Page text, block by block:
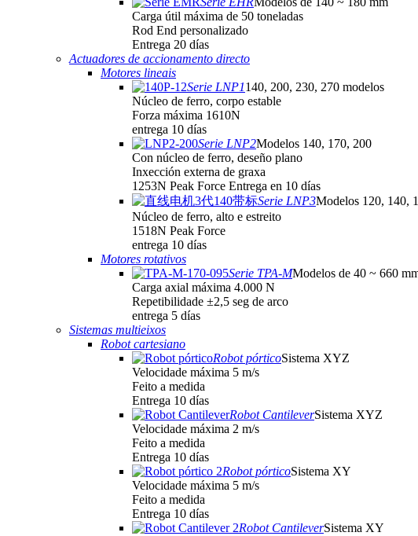
Carga útil máxima de 50 toneladas
Rod End personalizado
Entrega 20 días
Actuadores de accionamento directo
Motores lineais
Serie LNP1140, 200, 230, 270 modelos
Núcleo de ferro, corpo estable
Forza máxima 1610N
entrega 10 días
Serie LNP2Modelos 140, 170, 200
Con núcleo de ferro, deseño plano
Inxección externa de graxa
1253N Peak Force Entrega en 10 días
Serie LNP3Modelos 120, 140,
Núcleo de ferro, alto e estreito
1518N Peak Force
entrega 10 días
Motores rotativos
Serie TPA-MModelos de 40 ~ 660
Carga axial máxima 4.000 N
Repetibilidade ±2,5 seg de arco
entrega 5 días
Sistemas multieixos
Robot cartesiano
Robot pórticoSistema XYZ
Velocidade máxima 5 m/s
Feito a medida
Entrega 10 días
Robot CantileverSistema XYZ
Velocidade máxima 2 m/s
Feito a medida
Entrega 10 días
Robot pórticoSistema XY
Velocidade máxima 5 m/s
Feito a medida
Entrega 10 días
Robot CantileverSistema XY